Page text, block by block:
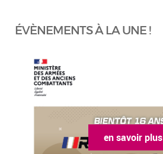
ÉVÈNEMENTS À LA UNE !
en savoir plus